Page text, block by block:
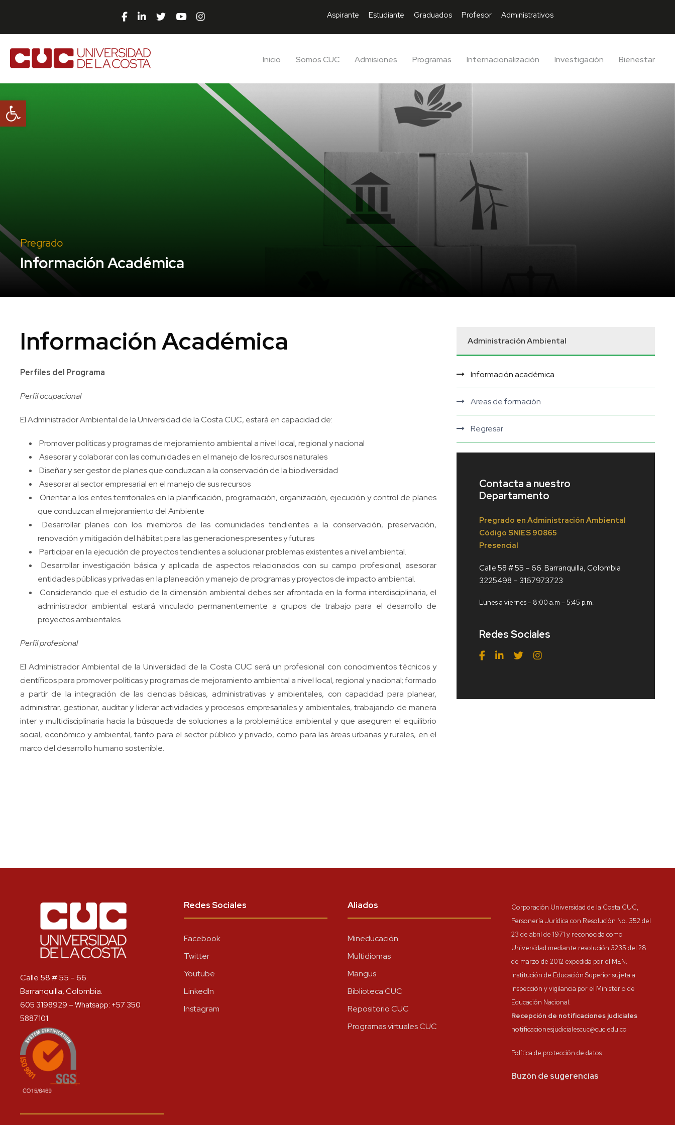
Abrir barra de herramientas
Aspirante Estudiante Graduados Profesor Administrativos
Inicio Somos CUC Admisiones Programas Internacionalización Investigación Bienestar
Pregrado
Información Académica
Información Académica
Perfiles del Programa
Perfil ocupacional
El Administrador Ambiental de la Universidad de la Costa CUC, estará en capacidad de:
Promover políticas y programas de mejoramiento ambiental a nivel local, regional y nacional
Asesorar y colaborar con las comunidades en el manejo de los recursos naturales
Diseñar y ser gestor de planes que conduzcan a la conservación de la biodiversidad
Asesorar al sector empresarial en el manejo de sus recursos
Orientar a los entes territoriales en la planificación, programación, organización, ejecución y control de planes
que conduzcan al mejoramiento del Ambiente
Desarrollar planes con los miembros de las comunidades tendientes a la conservación, preservación,
renovación y mitigación del hábitat para las generaciones presentes y futuras
Participar en la ejecución de proyectos tendientes a solucionar problemas existentes a nivel ambiental.
Desarrollar investigación básica y aplicada de aspectos relacionados con su campo profesional; asesorar
entidades públicas y privadas en la planeación y manejo de programas y proyectos de impacto ambiental.
Considerando que el estudio de la dimensión ambiental debes ser afrontada en la forma interdisciplinaria, el
administrador ambiental estará vinculado permanentemente a grupos de trabajo para el desarrollo de
proyectos ambientales.
Perfil profesional
El Administrador Ambiental de la Universidad de la Costa CUC será un profesional con conocimientos técnicos y
científicos para promover políticas y programas de mejoramiento ambiental a nivel local, regional y nacional; formado
a partir de la integración de las ciencias básicas, administrativas y ambientales, con capacidad para planear,
administrar, gestionar, auditar y liderar actividades y procesos empresariales y ambientales, trabajando de manera
inter y multidisciplinaria hacia la búsqueda de soluciones a la problemática ambiental y que aseguren el equilibrio
social, económico y ambiental, tanto para el sector público y privado, como para las áreas urbanas y rurales, en el
marco del desarrollo humano sostenible.
Administración Ambiental
Información académica
Areas de formación
Regresar
Contacta a nuestro
Departamento
Pregrado en Administración Ambiental
Código SNIES 90865
Presencial
Calle 58 # 55 – 66. Barranquilla, Colombia
3225498 – 3167973723
Lunes a viernes – 8:00 a.m – 5:45 p.m.
Redes Sociales
Calle 58 # 55 – 66.
Barranquilla, Colombia.
605 3198929 – Whatsapp: +57 350
5887101
Redes Sociales
Facebook
Twitter
Youtube
LinkedIn
Instagram
Aliados
Mineducación
Multidiomas
Mangus
Biblioteca CUC
Repositorio CUC
Programas virtuales CUC
Corporación Universidad de la Costa CUC,
Personería Jurídica con Resolución No. 352 del
23 de abril de 1971 y reconocida como
Universidad mediante resolución 3235 del 28
de marzo de 2012 expedida por el MEN.
Institución de Educación Superior sujeta a
inspección y vigilancia por el Ministerio de
Educación Nacional.
Recepción de notificaciones judiciales
notificacionesjudicialescuc@cuc.edu.co
Política de protección de datos
Buzón de sugerencias